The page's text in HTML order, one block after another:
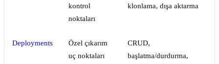
kontrol
noktaları
klonlama, dışa aktarma
Deployments
Özel çıkarım
uç noktaları
CRUD,
başlatma/durdurma,